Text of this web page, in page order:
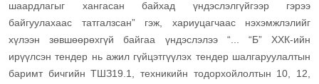
шаардлагыг хангасан байхад үндэслэлгүйгээр гэрээ
байгуулахаас татгалзсан” гэж, хариуцагчаас нэхэмжлэлийг
хүлээн зөвшөөрөхгүй байгаа үндэслэлээ “... “Б” ХХК-ийн
ирүүлсэн тендер нь ажил гүйцэтгүүлэх тендер шалгаруулалтын
баримт бичгийн ТШЗ19.1, техникийн тодорхойлолтын 10, 12,